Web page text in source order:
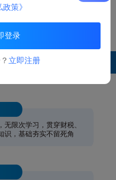
心课程 赢在职场第一步
限次学习，贯穿财税、
识，基础夯实不留死角
政策》
登录
立即注册